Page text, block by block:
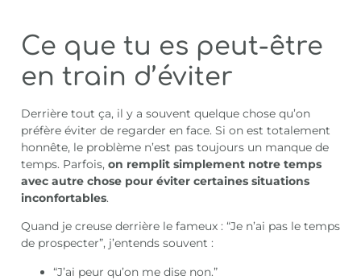
Ce que tu es peut-être
en train d’éviter
Derrière tout ça, il y a souvent quelque chose qu’on
préfère éviter de regarder en face. Si on est totalement
honnête, le problème n’est pas toujours un manque de
temps. Parfois,on remplit simplement notre temps
avec autre chose pour éviter certaines situations
inconfortables.
Quand je creuse derrière le fameux : “Je n’ai pas le temps
de prospecter”, j’entends souvent :
“J’ai peur qu’on me dise non.”